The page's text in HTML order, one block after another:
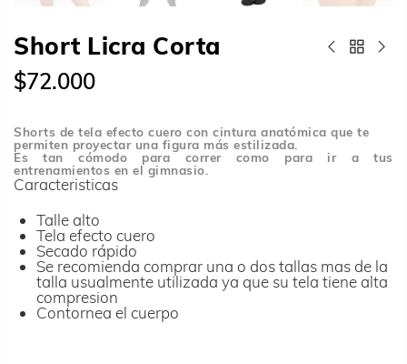
Short Licra Corta
$72.000
Shorts de tela efecto cuero con cintura anatómica que te
permiten proyectar una figura más estilizada.
Es tan cómodo para correr como para ir a tus
entrenamientos en el gimnasio.
Caracteristicas
Talle alto
Tela efecto cuero
Secado rápido
Se recomienda comprar una o dos tallas mas de la
talla usualmente utilizada ya que su tela tiene alta
compresion
Contornea el cuerpo